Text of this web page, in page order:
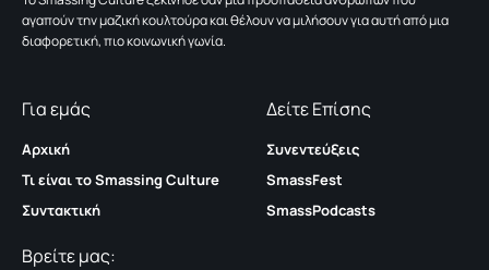
αγαπούν την μαζική κουλτούρα και θέλουν να μιλήσουν για αυτή από μια
διαφορετική, πιο κοινωνική γωνία.
Για εμάς
Αρχική
Τι είναι το Smassing Culture
Συντακτική
Δείτε Επίσης
Συνεντεύξεις
SmassFest
SmassPodcasts
Βρείτε μας: